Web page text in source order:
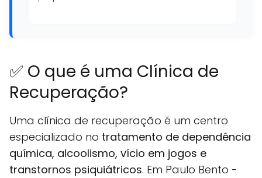
✅ O que é uma Clínica de
Recuperação?
Uma clínica de recuperação é um centro
especializado no tratamento de dependência
química, alcoolismo, vício em jogos e
transtornos psiquiátricos. Em Paulo Bento -